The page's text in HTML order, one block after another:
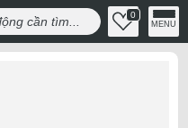
0
MENU